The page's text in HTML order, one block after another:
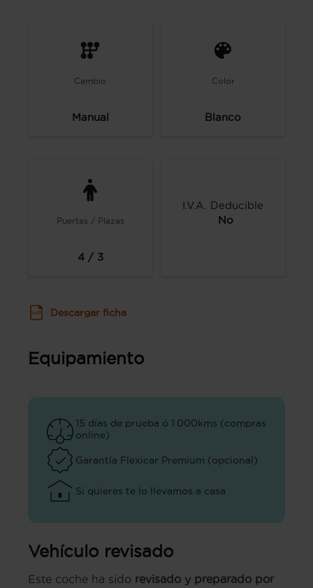
Cambio
Manual
Color
Blanco
Puertas / Plazas
4 / 3
I.V.A. Deducible
No
Descargar ficha
Equipamiento
15 días de prueba ó 1.000kms (compras
online)
Garantía Flexicar Premium (opcional)
Si quieres te lo llevamos a casa
Vehículo revisado
Este coche ha sido revisado y preparado por